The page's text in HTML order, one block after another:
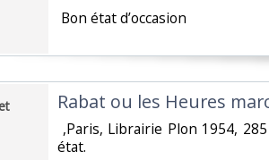
‎ Bon état d’occasion ‎
‎Rabat ou les Heures
,Paris, Librairie Plon 1954,
état.‎